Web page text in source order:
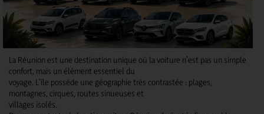
La Réunion est une destination unique où la voiture n’est pas un simple
confort, mais un élément essentiel du
voyage. L’île possède une géographie très contrastée : plages,
montagnes, cirques, routes sinueuses et
villages isolés.